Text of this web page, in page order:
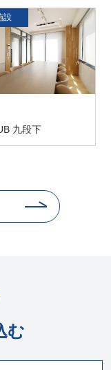
設
九段下
東京都千代田区 九段北
む